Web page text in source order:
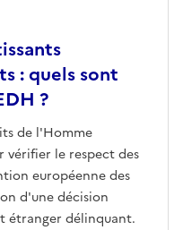
: quels sont
?
de l'Homme
vérifier le respect des
européenne des
d'une décision
étranger délinquant.